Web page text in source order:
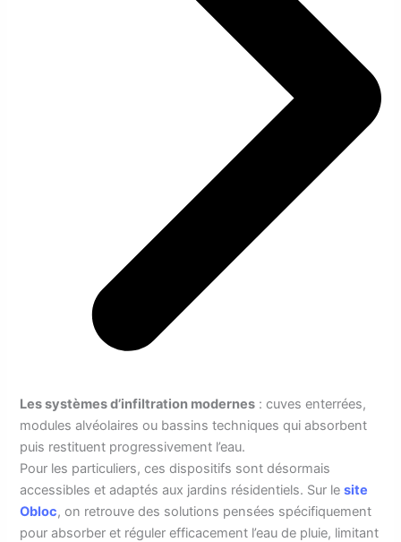
Les systèmes d’infiltration modernes : cuves enterrées,
modules alvéolaires ou bassins techniques qui absorbent
puis restituent progressivement l’eau.
Pour les particuliers, ces dispositifs sont désormais
accessibles et adaptés aux jardins résidentiels. Sur lesite
Obloс, on retrouve des solutions pensées spécifiquement
pour absorber et réguler efficacement l’eau de pluie, limitant